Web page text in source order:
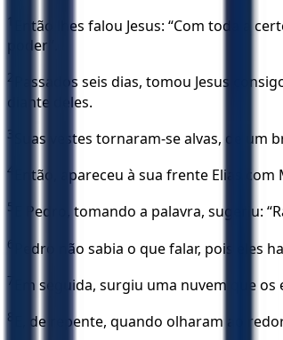
1
Então lhes falou Jesus: “Com toda a
poder”.
2
Passados seis dias, tomou Jesus
diante deles.
3 Suas vestes tornaram-se alvas, de
4 Então, apareceu à sua frente Elias
5 E Pedro, tomando a palavra, sugeriu:
6 Pedro não sabia o que falar, pois eles
7 Em seguida, surgiu uma nuvem que
8 E, de repente, quando olharam ao